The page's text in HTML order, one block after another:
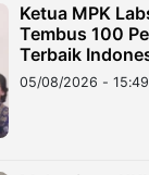
Ketua MPK
Tembus 100
Terbaik
05/08/2026 - 15:49